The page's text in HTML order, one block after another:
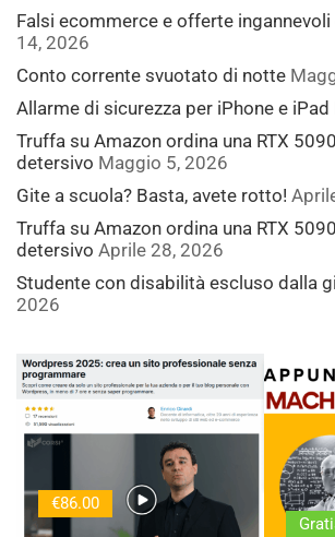
Falsi ecommerce e offerte ingannevoli
14, 2026
Conto corrente svuotato di notte
Allarme di sicurezza per iPhone e iPad
Truffa su Amazon ordina una RTX
detersivo Maggio 5, 2026
Gite a scuola? Basta, avete rotto!
Truffa su Amazon ordina una RTX
detersivo Aprile 28, 2026
Studente con disabilità escluso dalla
2026
€86.00